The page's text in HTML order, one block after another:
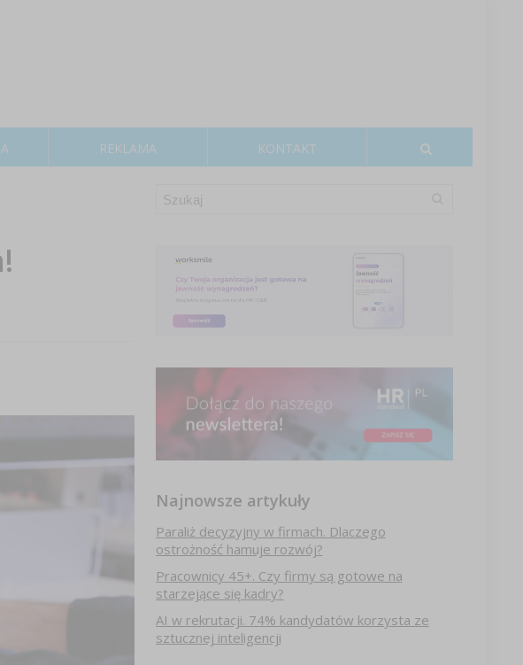
REKLAMA KONTAKT
Najnowsze artykuły
Paraliż decyzyjny w firmach. Dlaczego
ostrożność hamuje rozwój?
Pracownicy 45+. Czy firmy są gotowe na
starzejące się kadry?
AI w rekrutacji. 74% kandydatów korzysta ze
sztucznej inteligencji